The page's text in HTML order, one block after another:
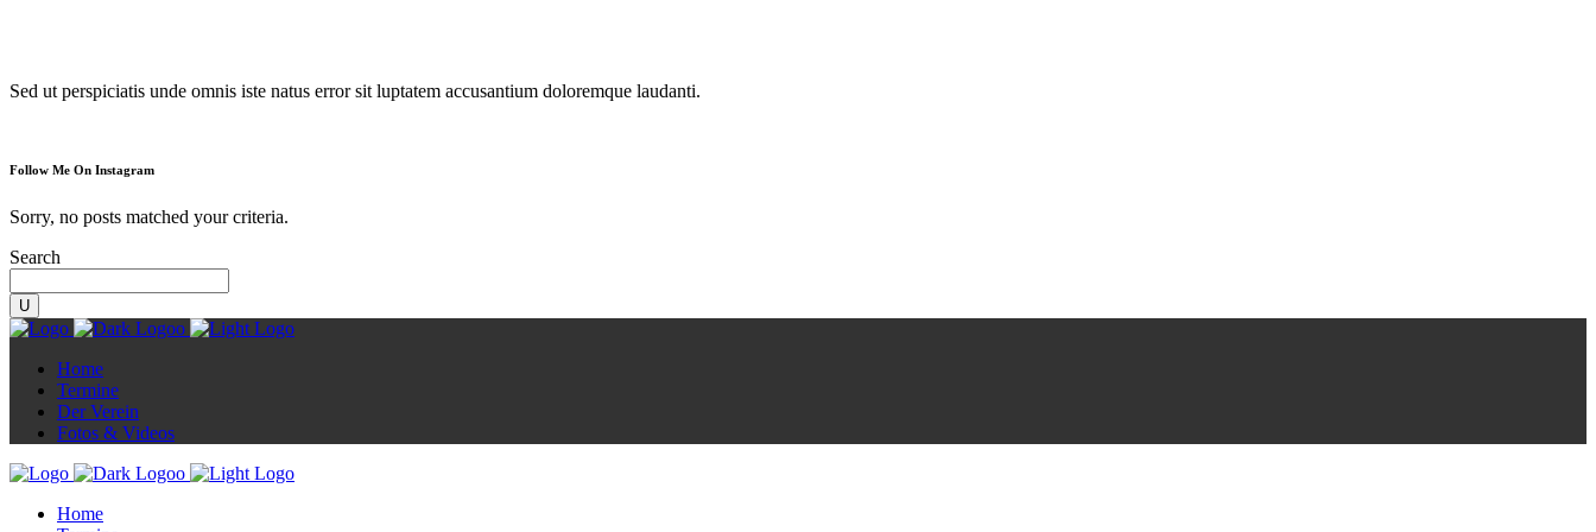
Sed ut perspiciatis unde omnis iste natus error sit luptatem accusantium doloremque laudanti.
Follow Me On Instagram
Sorry, no posts matched your criteria.
Search
Home
Termine
Der Verein
Fotos & Videos
Home